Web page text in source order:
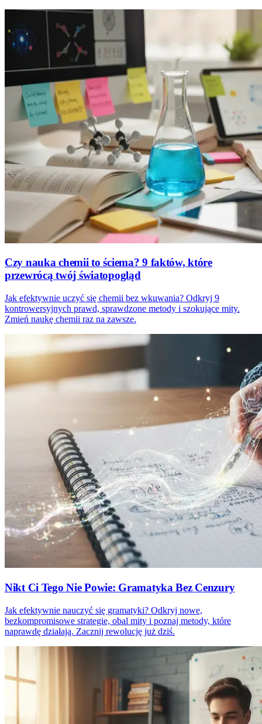
Czy nauka chemii to ściema? 9 faktów, które
przewrócą twój światopogląd
Jak efektywnie uczyć się chemii bez wkuwania? Odkryj 9
kontrowersyjnych prawd, sprawdzone metody i szokujące mity.
Zmień naukę chemii raz na zawsze.
Nikt Ci Tego Nie Powie: Gramatyka Bez Cenzury
Jak efektywnie nauczyć się gramatyki? Odkryj nowe,
bezkompromisowe strategie, obal mity i poznaj metody, które
naprawdę działają. Zacznij rewolucję już dziś.